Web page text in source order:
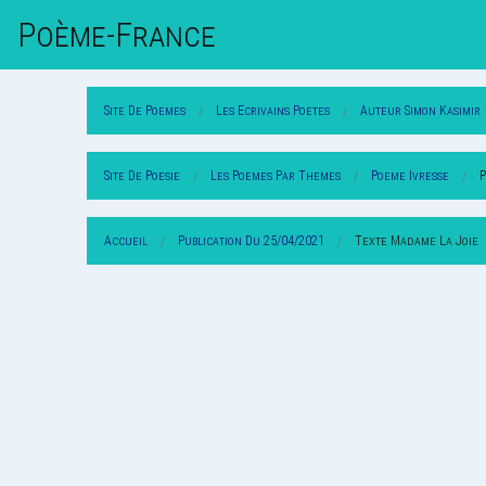
Poème-FrAnce
Site De Poemes Les Ecrivains Poetes Auteur Simon Kasimir
Site De Poesie Les Poemes Par Themes Poeme Ivresse
Accueil Publication Du 25/04/2021 Texte Madame La Joie